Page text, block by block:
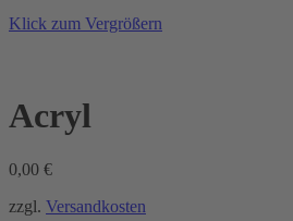
Klick zum Vergrößern
Acryl
0,00 €
zzgl. Versandkosten